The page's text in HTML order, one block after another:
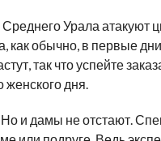
Урала атакуют
как обычно, в первые
так что успейте
дня.
и дамы не отстают.